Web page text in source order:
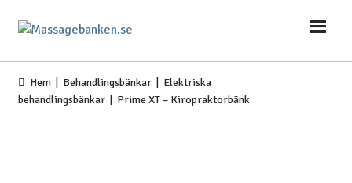
Hoppa
Hoppa
Hem Behandlingsbänkar
Elektriska
behandlingsbänkar| Prime XT – Kiropraktorbänk